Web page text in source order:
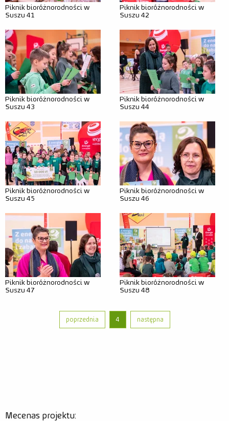
Warto wiedzieć
Przewodnik
Rodzic
Warto wiedzieć
Scenariusze
Relacje
Zdjęcia
Wideo
Piknik bioróżnorodności w
Suszu 41
Piknik bioróżnorodności w
Suszu 42
Piknik bioróżnorodności w
Suszu 43
Piknik bioróżnorodności w
Suszu 44
Piknik bioróżnorodności w
Suszu 45
Piknik bioróżnorodności w
Suszu 46
Piknik bioróżnorodności w
Suszu 47
Piknik bioróżnorodności w
Suszu 48
poprzednia 4 następna
Mecenas projektu: